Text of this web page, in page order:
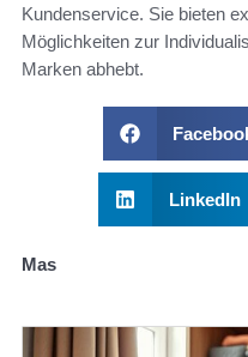
Kundenservice. Sie bieten
Möglichkeiten zur
Marken abhebt.
LinkedIn
Mas